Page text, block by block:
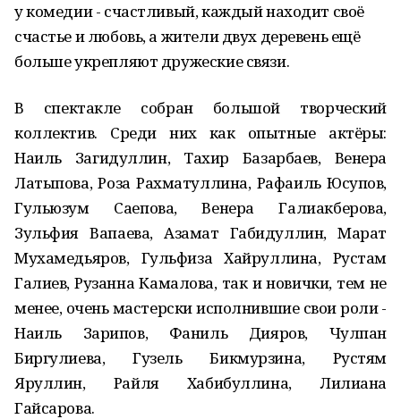
у комедии - счастливый, каждый находит своё
счастье и любовь, а жители двух деревень ещё
больше укрепляют дружеские связи.
В спектакле собран большой творческий
коллектив. Среди них как опытные актёры:
Наиль Загидуллин, Тахир Базарбаев, Венера
Латыпова, Роза Рахматуллина, Рафаиль Юсупов,
Гульюзум Саепова, Венера Галиакберова,
Зульфия Вапаева, Азамат Габидуллин, Марат
Мухамедьяров, Гульфиза Хайруллина, Рустам
Галиев, Рузанна Камалова, так и новички, тем не
менее, очень мастерски исполнившие свои роли -
Наиль Зарипов, Фаниль Дияров, Чулпан
Биргулиева, Гузель Бикмурзина, Рустям
Яруллин, Райля Хабибуллина, Лилиана
Гайсарова.